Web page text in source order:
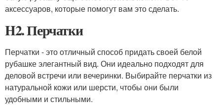
аксессуаров, которые помогут вам это сделать.
H2. Перчатки
Перчатки - это отличный способ придать своей белой
рубашке элегантный вид. Они идеально подходят для
деловой встречи или вечеринки. Выбирайте перчатки из
натуральной кожи или шерсти, чтобы они были
удобными и стильными.